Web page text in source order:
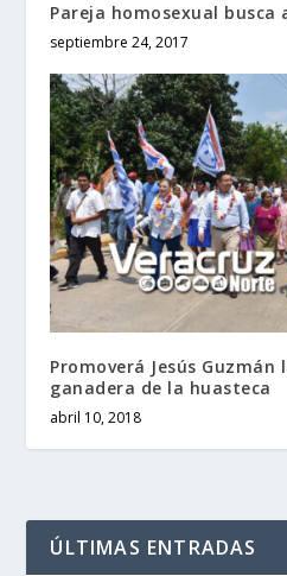
Pareja homosexual busca
septiembre 24, 2017
Promoverá Jesús
ganadera de la huasteca
abril 10, 2018
ÚLTIMAS ENTRADAS